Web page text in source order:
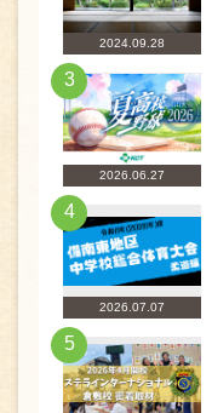
2024.09.28
3
2026.06.27
4
2026.07.07
5